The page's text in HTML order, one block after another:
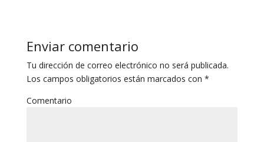
Enviar comentario
Tu dirección de correo electrónico no será publicada.
Los campos obligatorios están marcados con *
Comentario